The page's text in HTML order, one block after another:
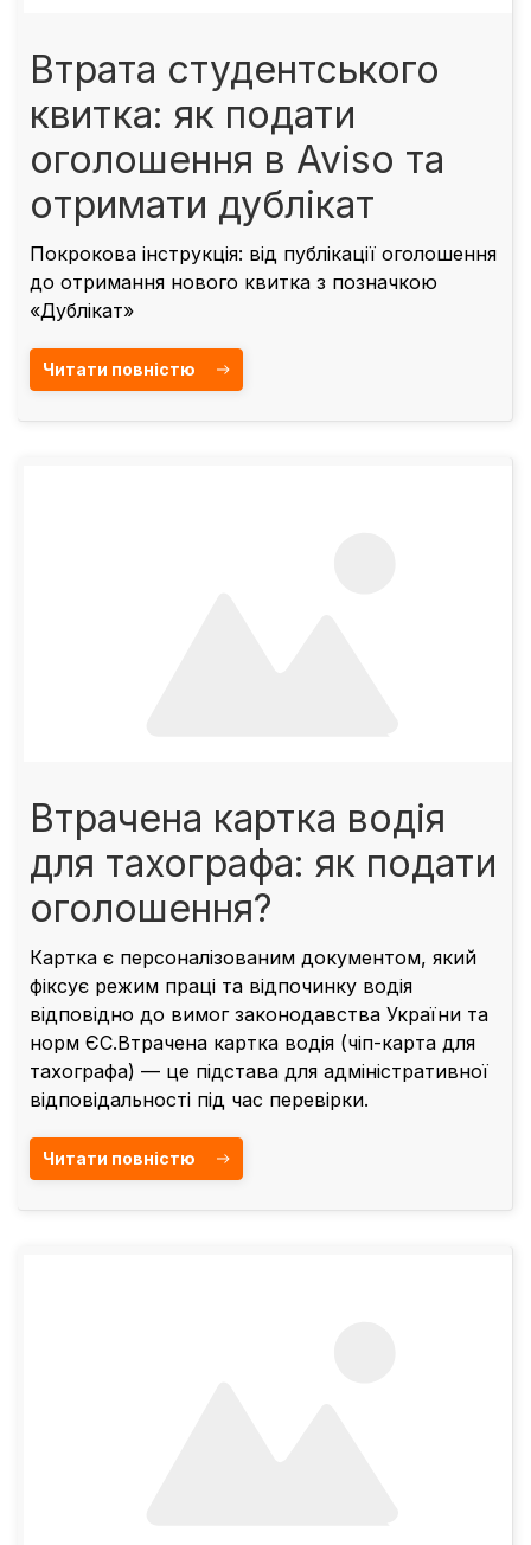
Втрата студентського
квитка: як подати
оголошення в Aviso та
отримати дублікат
Покрокова інструкція: від публікації оголошення
до отримання нового квитка з позначкою
«Дублікат»
Читати повністю
Втрачена картка водія
для тахографа: як подати
оголошення?
Картка є персоналізованим документом, який
фіксує режим праці та відпочинку водія
відповідно до вимог законодавства України та
норм ЄС.Втрачена картка водія (чіп-карта для
тахографа) — це підстава для адміністративної
відповідальності під час перевірки.
Читати повністю